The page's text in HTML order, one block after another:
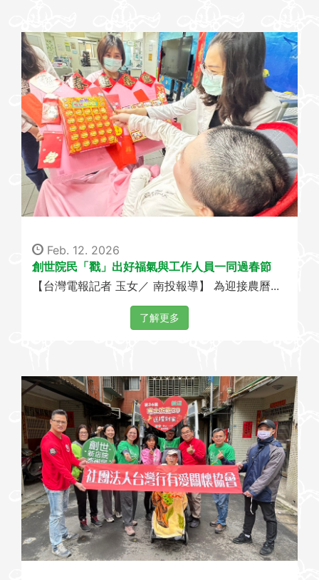
Feb. 12. 2026
創世院民「戳」出好福氣與工作人員一同過春節
【台灣電報記者 玉女／ 南投報導】 為迎接農曆...
了解更多